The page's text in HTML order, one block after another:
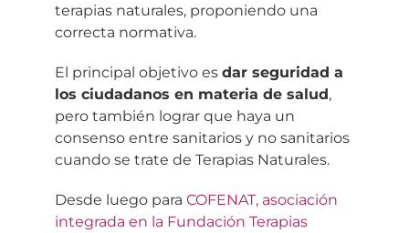
terapias naturales, proponiendo una
correcta normativa.
El principal objetivo es dar seguridad a
los ciudadanos en materia de salud,
pero también lograr que haya un
consenso entre sanitarios y no sanitarios
cuando se trate de Terapias Naturales.
Desde luego para COFENAT, asociación
integrada en la Fundación Terapias